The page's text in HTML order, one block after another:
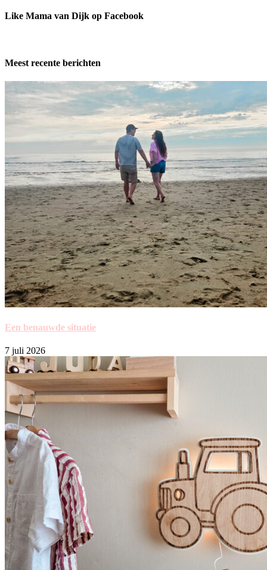
Like Mama van Dijk op Facebook
Meest recente berichten
Een benauwde situatie
7 juli 2026